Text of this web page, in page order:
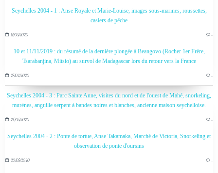
Seychelles 2004 - 1 : Anse Royale et Marie-Louise, images sous-marines, roussettes,
casiers de pêche
17/05/2020 …
10 et 11/11/2019 : du résumé de la dernière plongée à Beangovo (Rocher 1er Frère,
Tsarabanjina, Mitsio) au survol de Madagascar lors du retour vers la France
27/02/2020 …
Seychelles 2004 - 3 : Parc Sainte Anne, visites du nord et de l'ouest de Mahé, snorkeling,
murènes, anguille serpent à bandes noires et blanches, ancienne maison seychelloise.
24/05/2020 …
Seychelles 2004 - 2 : Ponte de tortue, Anse Takamaka, Marché de Victoria, Snorkeling et
observation de ponte d'oursins
20/05/2020 …